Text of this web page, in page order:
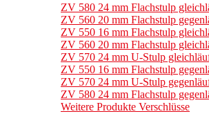
ZV 580 24 mm Flachstulp
ZV 560 20 mm Flachstulp
ZV 550 16 mm Flachstulp
ZV 560 20 mm Flachstulp
ZV 570 24 mm U-Stulp
ZV 550 16 mm Flachstulp
ZV 570 24 mm U-Stulp
ZV 580 24 mm Flachstulp
Weitere Produkte Verschlüsse